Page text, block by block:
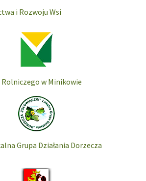
i Rozwoju Wsi
w Minikowie
Grupa Działania Dorzecza